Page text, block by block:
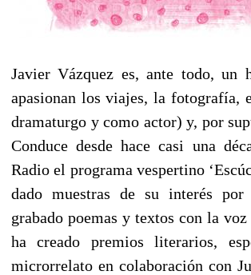
Javier Vázquez es, ante todo, un
apasionan los viajes, la fotografía,
dramaturgo y como actor) y, por
Conduce desde hace casi una
Radio el programa vespertino
dado muestras de su interés
grabado poemas y textos con la
ha creado premios literarios,
microrrelato en colaboración con